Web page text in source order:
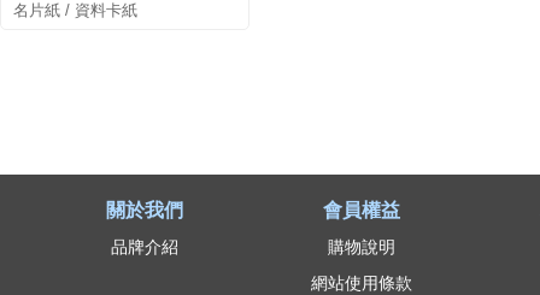
名片紙 / 資料卡紙
關於我們
品牌介紹
會員權益
購物說明
網站使用條款